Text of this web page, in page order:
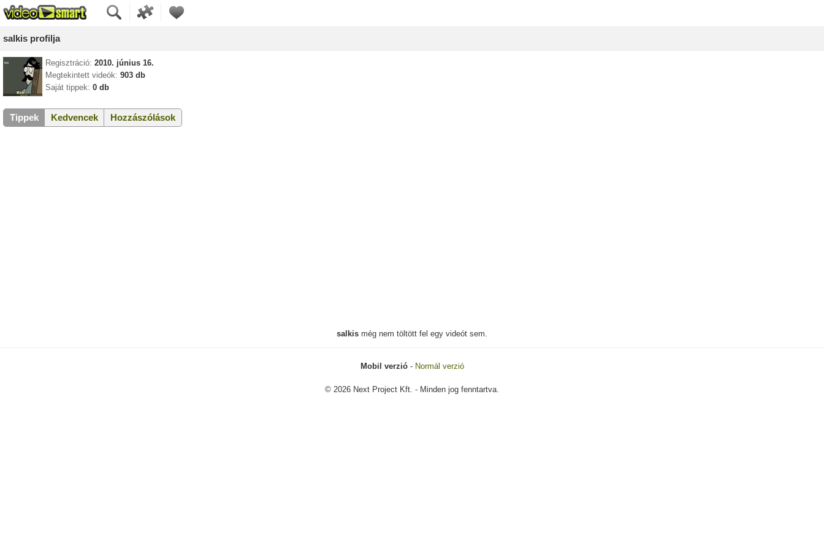
salkis profilja
Regisztráció: 2010. június 16.
Megtekintett videók: 903 db
Saját tippek: 0 db
Tippek Kedvencek Hozzászólások
salkis még nem töltött fel egy videót sem.
Mobil verzió- Normál verzió
© 2026 Next Project Kft. - Minden jog fenntartva.